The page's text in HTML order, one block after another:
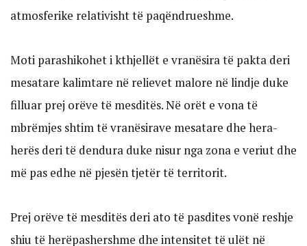
atmosferike relativisht të paqëndrueshme.
Moti parashikohet i kthjellët e vranësira të pakta deri
mesatare kalimtare në relievet malore në lindje duke
filluar prej orëve të mesditës. Në orët e vona të
mbrëmjes shtim të vranësirave mesatare dhe hera-
herës deri të dendura duke nisur nga zona e veriut dhe
më pas edhe në pjesën tjetër të territorit.
Prej orëve të mesditës deri ato të pasdites vonë reshje
shiu të herëpashershme dhe intensitet të ulët në